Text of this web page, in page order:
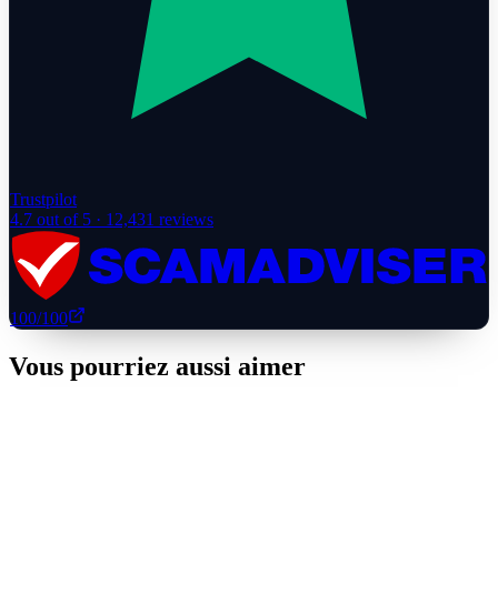
Trustpilot
4.7 out of 5 · 12,431 reviews
100/100
Vous pourriez aussi aimer